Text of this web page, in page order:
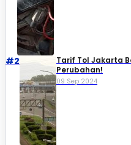
#2
Tarif Tol Jakarta
Perubahan!
09 Sep 2024